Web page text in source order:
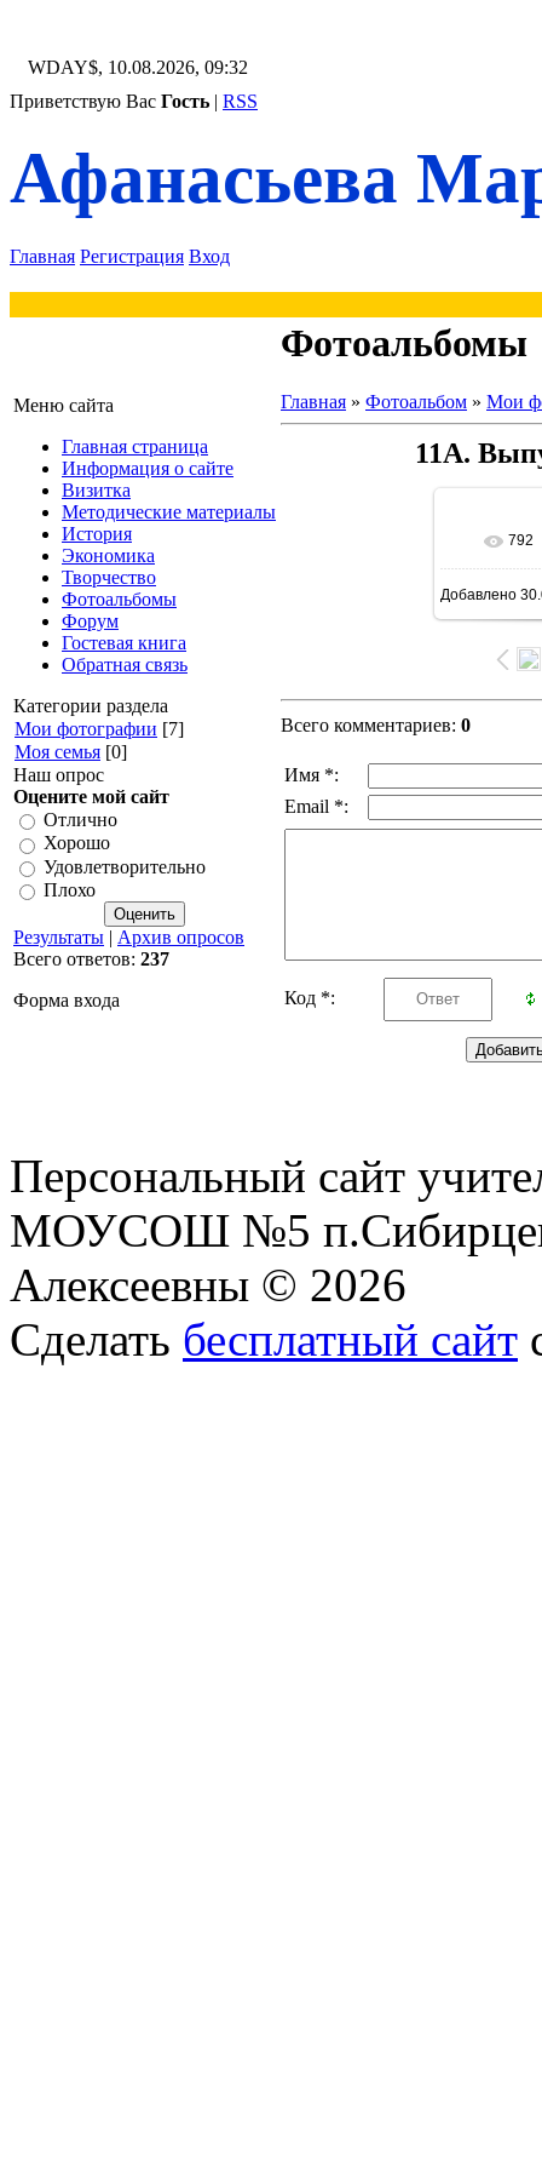
WDAY$, 10.08.2026, 09:32
Приветствую Вас Гость | RSS
Афанасьева
Главная Регистрация Вход
Меню сайта
Главная страница
Информация о сайте
Визитка
Методические материалы
История
Экономика
Творчество
Фотоальбомы
Форум
Гостевая книга
Обратная связь
Категории раздела
Мои фотографии [7]
Моя семья [0]
Наш опрос
Оцените мой сайт
Отлично
Хорошо
Удовлетворительно
Плохо
Результаты | Архив опросов
Всего ответов: 237
Форма входа
Фотоальбомы
Главная » Фотоальбом » Мои
11А.
В
792
Добавлено
Всего комментариев: 0
Имя *:
Email *:
Код *:
Персональный сайт
МОУСОШ №5
Алексеевны © 2026
Сделать бесплатный сайт